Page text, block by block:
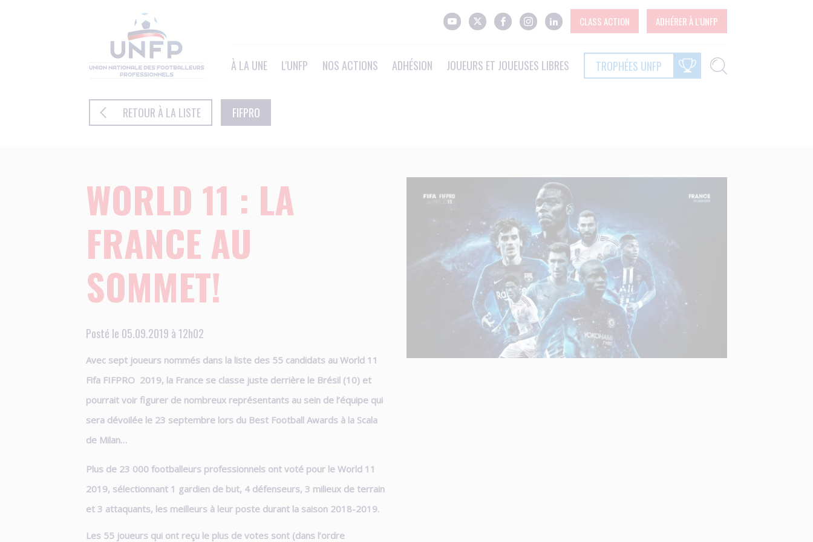
CLASS ACTION ADHÉRER À L'UNFP
À LA UNE L'UNFP NOS ACTIONS ADHÉSION JOUEURS ET JOUEUSES LIBRES TROPHÉES UNFP
RETOUR À LA LISTE FIFPRO
WORLD 11 : LA
FRANCE AU
SOMMET!
Posté le 05.09.2019 à 12h02
Avec sept joueurs nommés dans la liste des 55 candidats au World 11
Fifa FIFPRO 2019, la France se classe juste derrière le Brésil (10) et
pourrait voir figurer de nombreux représentants au sein de l’équipe qui
sera dévoilée le 23 septembre lors du Best Football Awards à la Scala
de Milan…
Plus de 23 000 footballeurs professionnels ont voté pour le World 11
2019, sélectionnant 1 gardien de but, 4 défenseurs, 3 milieux de terrain
et 3 attaquants, les meilleurs à leur poste durant la saison 2018-2019.
Les 55 joueurs qui ont reçu le plus de votes sont (dans l’ordre